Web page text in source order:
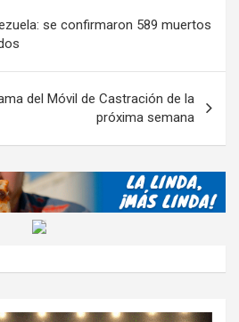
m
M
ail
er
ar
tir
se confirmaron 589 muertos
del Móvil de Castración de la
próxima semana